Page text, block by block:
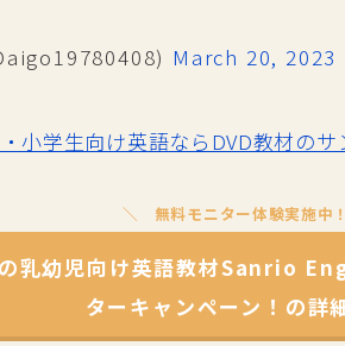
March 20, 2023
小学生向け英語ならDVD教材の
無料モニター体験実施中！
乳幼児向け英語教材Sanrio
ターキャンペーン！の詳